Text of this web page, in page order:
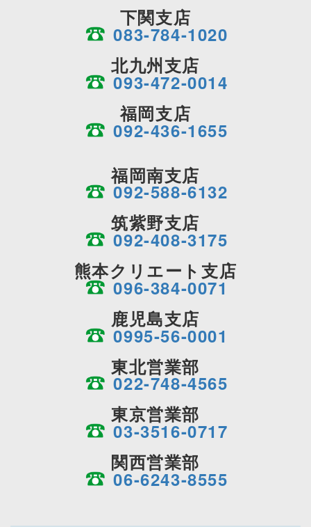
下関支店
083-784-1020
北九州支店
093-472-0014
福岡支店
092-436-1655
福岡南支店
092-588-6132
筑紫野支店
092-408-3175
熊本クリエート支店
096-384-0071
鹿児島支店
0995-56-0001
東北営業部
022-748-4565
東京営業部
03-3516-0717
関西営業部
06-6243-8555